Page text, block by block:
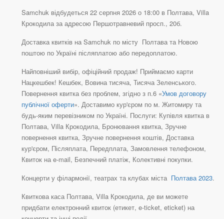
Samchuk відбудеться 22 серпня 2026 о 18:00 в Полтава, Villa
Крокодила за адресою Першотравневий просп., 20б.
Доставка квитків на Samchuk по місту Полтава та Новою
поштою по Україні післяплатою або передоплатою.
Найповніший вибір, офіційний продаж! Приймаємо карти
Нацкешбек! Кешбек, Вовина тисяча, Тисяча Зеленського.
Повернення квитка без проблем, згідно з п.6 «Умов договору
публічної оферти». Доставимо кур'єром по м. Житомиру та
будь-яким перевізником по Україні. Послуги: Купівля квитка в
Полтава, Villa Крокодила, Бронювання квитка, Зручне
повернення квитка, Зручне повернення коштів, Доставка
кур'єром, Післяплата, Передплата, Замовлення телефоном,
Квиток на e-mail, Безпечний платіж, Колективні покупки.
Концерти у філармонії, театрах та клубах міста Полтава 2023.
Квиткова каса Полтава, Villa Крокодила, де ви можете
придбати електронний квиток (етикет, e-ticket, eticket) на